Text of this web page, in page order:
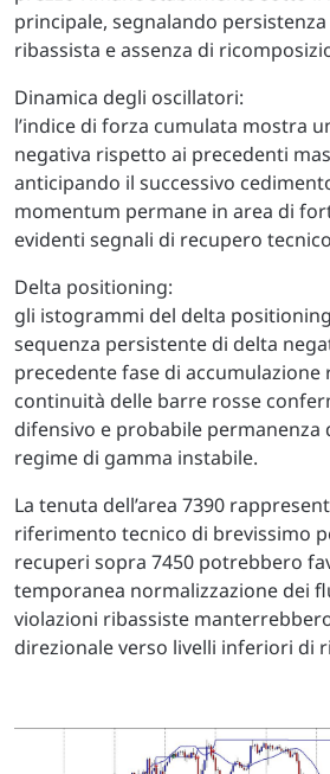
principale, segnalando
ribassista e assenza di
Dinamica degli oscillatori:
l’indice di forza cumulata mostra
negativa rispetto ai precedenti
anticipando il successivo
momentum permane in area di
evidenti segnali di recupero
Delta positioning:
gli istogrammi del delta
sequenza persistente di delta
precedente fase di accumulazione
continuità delle barre rosse
difensivo e probabile permanenza
regime di gamma instabile.
La tenuta dell’area 7390
riferimento tecnico di brevissimo
recuperi sopra 7450 potrebbero
temporanea normalizzazione dei
violazioni ribassiste
direzionale verso livelli inferiori di